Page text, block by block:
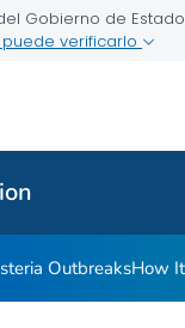
Gobierno de
verificarlo
OutbreaksHow